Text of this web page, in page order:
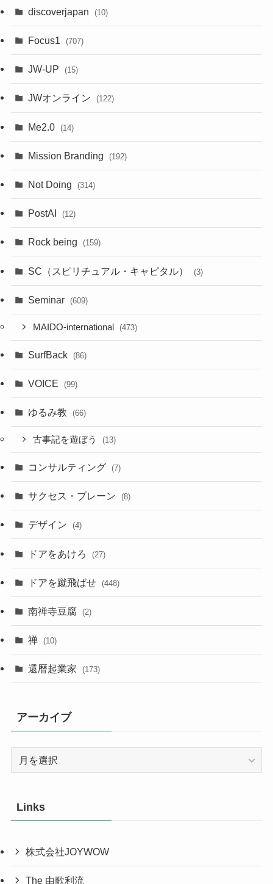
discoverjapan (10)
Focus1 (707)
JW-UP (15)
JWオンライン (122)
Me2.0 (14)
Mission Branding (192)
Not Doing (314)
PostAI (12)
Rock being (159)
SC（スピリチュアル・キャピタル） (3)
Seminar (609)
MAIDO-international (473)
SurfBack (86)
VOICE (99)
ゆるみ教 (66)
古事記を遊ぼう (13)
コンサルティング (7)
サクセス・ブレーン (8)
デザイン (4)
ドアをあけろ (27)
ドアを蹴飛ばせ (448)
南禅寺豆腐 (2)
禅 (10)
還暦起業家 (173)
アーカイブ
Links
株式会社JOYWOW
The 由歌利流